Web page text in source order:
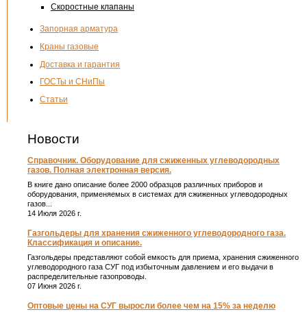
Скоростные клапаны
Запорная арматура
Краны газовые
Доставка и гарантия
ГОСТы и СНиПы
Статьи
Новости
Справочник. Оборудование для сжиженных углеводородных
газов. Полная электронная версия.
В книге дано описание более 2000 образцов различных приборов и
оборудования, применяемых в системах для сжиженных углеводородных
газов...
14 Июля 2026 г.
Газгольдеры для хранения сжиженного углеводородного газа.
Классификация и описание.
Газгольдеры представляют собой емкость для приема, хранения сжиженного
углеводородного газа СУГ под избыточным давлением и его выдачи в
распределительные газопроводы.
07 Июня 2026 г.
Оптовые цены на СУГ выросли более чем на 15% за неделю